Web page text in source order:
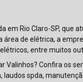
em Rio Claro-SP, que
de elétrica, a
entre muitos
Valinhos? Confira os
spda,